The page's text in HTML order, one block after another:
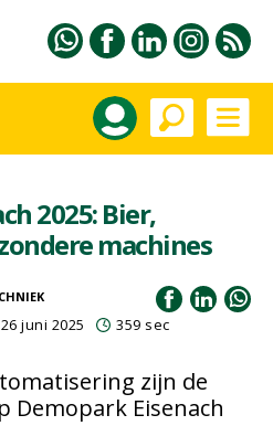
2025: Bier,
machines
juni 2025 359 sec
zijn de
Demopark Eisenach